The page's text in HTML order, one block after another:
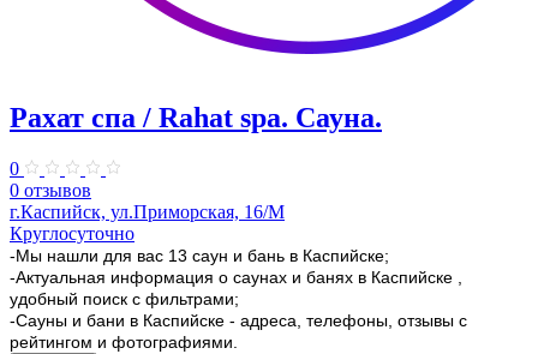
Рахат спа / Rahat spa. Сауна.
0
0 отзывов
г.Каспийск, ул.Приморская, 16/М
Круглосуточно
-Мы нашли для вас 13 саун и бань в Каспийске;
-Актуальная информация о саунах и банях в Каспийске ,
удобный поиск с фильтрами;
-Сауны и бани в Каспийске - адреса, телефоны, отзывы с
рейтингом и фотографиями.